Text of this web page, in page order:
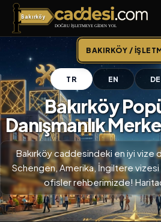
Bakırköy
Bakırköy
BAKIRKÖY /
TR EN DE
Bakırköy
Danışmanlık
Bakırköy caddesindeki en iyi vize
Schengen, Amerika, İngiltere
ofisler rehberimizde!